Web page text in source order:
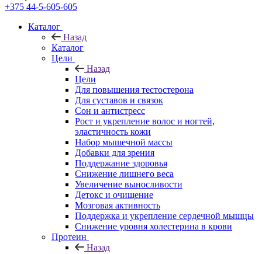
+375 44-5-605-605
Каталог
Назад
Каталог
Цели
Назад
Цели
Для повышения тестостерона
Для суставов и связок
Сон и антистресс
Рост и укрепление волос и ногтей,
эластичность кожи
Набор мышечной массы
Добавки для зрения
Поддержание здоровья
Снижение лишнего веса
Увеличение выносливости
Детокс и очищение
Мозговая активность
Поддержка и укрепление сердечной мышцы
Снижение уровня холестерина в крови
Протеин
Назад